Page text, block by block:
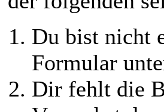
Du bist nicht
Formular
Dir fehlt die